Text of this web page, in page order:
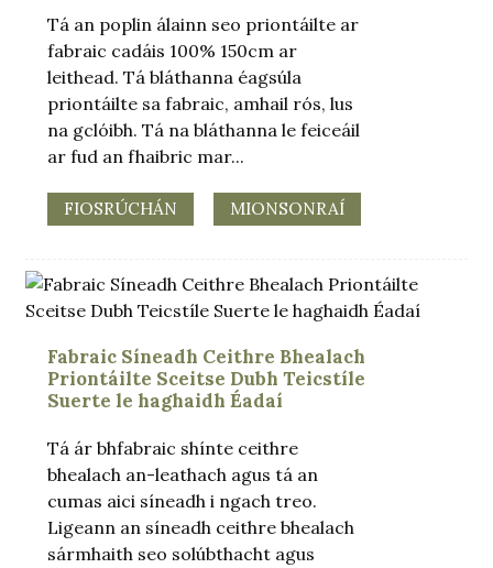
Tá an poplin álainn seo priontáilte ar
fabraic cadáis 100% 150cm ar
leithead. Tá bláthanna éagsúla
priontáilte sa fabraic, amhail rós, lus
na gclóibh. Tá na bláthanna le feiceáil
ar fud an fhaibric mar...
FIOSRÚCHÁN MIONSONRAÍ
Fabraic Síneadh Ceithre Bhealach
Priontáilte Sceitse Dubh Teicstíle
Suerte le haghaidh Éadaí
Tá ár bhfabraic shínte ceithre
bhealach an-leathach agus tá an
cumas aici síneadh i ngach treo.
Ligeann an síneadh ceithre bhealach
sármhaith seo solúbthacht agus